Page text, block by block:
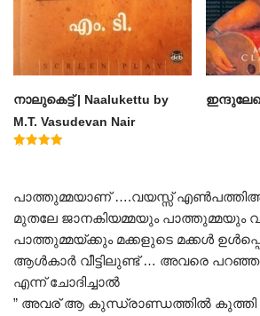
നാലുകെട്ട് | Naalukettu by
M.T. Vasudevan Nair
ഇന്ദുലേഖ
പാത്തുമ്മയാണ് ….വയസ്സ്
മുതലേ ജാനകിയമ്മയും പാത്തുമ്മയും
പാത്തുമ്മയ്ക്കും മക്കളുടെ മക്കൾ
ആൾകാർ വീട്ടിലുണ്ട് … അവരെ
എന്ന് ചോദിച്ചാൽ
” അവര് ആ കുന്ധ്രാണ്ഡത്തിൽ കുത്തി